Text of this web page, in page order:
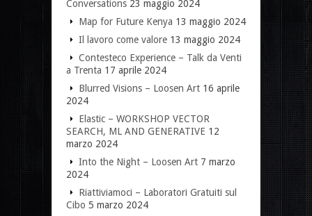
Conversations 23 maggio 2024
Map for Future Kenya 13 maggio 2024
Il lavoro come valore 13 maggio 2024
Contesteco Experience – Talk da Venti
a Trenta 17 aprile 2024
Blurred Visions – Loosen Art 16 aprile
2024
Elastic – WORKSHOP VECTOR
SEARCH, ML AND GENERATIVE 12
marzo 2024
Into the Night – Loosen Art 7 marzo
2024
Riattiviamoci – Laboratori Gratuiti sul
Cibo 5 marzo 2024